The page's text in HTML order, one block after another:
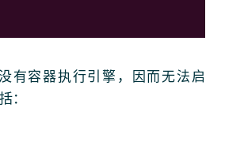
有容器执行引擎，因而无法启
：